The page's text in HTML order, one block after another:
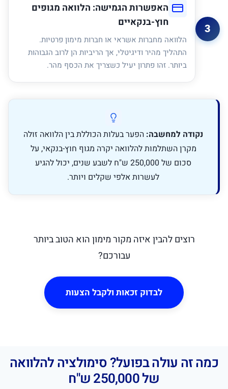
3
האפשרות הגמישה: הלוואה מגופים
חוץ-בנקאיים
הלוואה מחברות אשראי או חברות מימון פרטיות.
התהליך מהיר ודיגיטלי, אך הריביות הן לרוב הגבוהות
ביותר. זהו פתרון יעיל כשצריך את הכסף מהר.
נקודה למחשבה: הפער בעלות הכוללת בין הלוואה זולה
מקרן השתלמות להלוואה יקרה מגוף חוץ-בנקאי, על
סכום של 250,000 ש"ח לשבע שנים, יכול להגיע
לעשרות אלפי שקלים ויותר.
רוצים להבין איזה מקור מימון הוא הטוב ביותר
עבורכם?
לבדוק זכאות ולקבל הצעות
כמה זה עולה בפועל? סימולציה להלוואה
של 250,000 ש"ח